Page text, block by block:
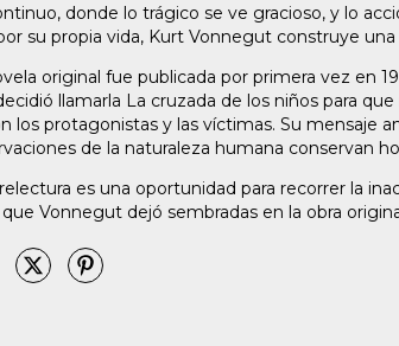
donde lo trágico se ve gracioso, y lo
su propia vida, Kurt Vonnegut construye
original fue publicada por primera vez en
llamarla La cruzada de los niños para
los protagonistas y las víctimas. Su mensaje
de la naturaleza humana conservan
es una oportunidad para recorrer la
Vonnegut dejó sembradas en la obra